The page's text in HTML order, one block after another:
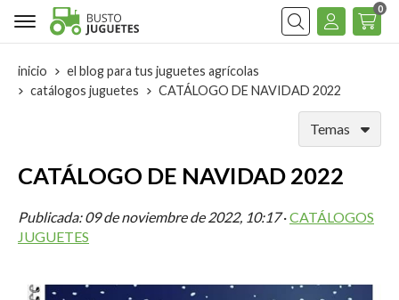
Buscar
0
inicio
el blog para tus juguetes agrícolas
catálogos juguetes
CATÁLOGO DE NAVIDAD 2022
Temas
CATÁLOGO DE NAVIDAD 2022
Publicada: 09 de noviembre de 2022, 10:17·CATÁLOGOS
JUGUETES